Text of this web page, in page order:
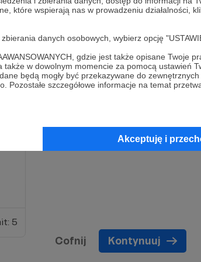
które wspierają nas w prowadzeniu działalności,
danych osobowych, wybierz opcję
gdzie jest także opisane Twoje
w dowolnym momencie za pomocą ustawień
będą mogły być przekazywane do
szczegółowe informacje na temat
Akceptuję i
5
5
Cofnij Kontynuuj